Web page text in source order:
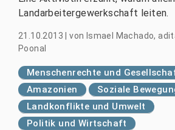
Landarbeitergewerkschaft leiten.
21.10.2013 |von Ismael Machado,
Poonal
Menschenrechte und
Amazonien
Soziale
Landkonflikte und Umwelt
Politik und Wirtschaft